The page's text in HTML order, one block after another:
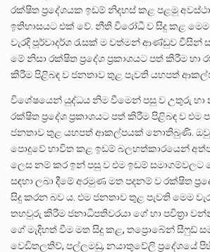
රක්ෂිත ප්‍රදේශයක ඉඩම් නිදහස් කළ පළමු
ඉතිහාසයට එක් වේ. නීති විරෝධී ව සිදු කළ
වැරදි පූර්වාදර්ශ රැසක් ම වත්මන් ආණ්ඩුව විසින්
මේ නිසා රක්ෂිත ප්‍රදේශ ප්‍රකාශයට පත් කිරීම හා
කිරීම පිළිබඳ ව ජනතාව තුළ පැවති යහපත් ආකල්ප
විශේෂයෙන් යුද්ධය නිම වීමෙන් පසු ව උතුරු හා
රක්ෂිත ප්‍රදේශ ප්‍රකාශයට පත් කිරීම පිළිබඳ ව
ජනතාව තුළ යහපත් ආකල්පයක් නොතිබුණි.
පොදුවේ භාවිත කළ ඉඩම් බලහත්කාරයෙන්
ලෙස නම් කර ඉන් පසු ව එම ඉඩම්
සඳහා ලබා දීමේ අරමුණ මත පදනම් ව රක්ෂිත
සිදු කරන බව ය. එම ජනතාව තුළ පැවති මෙම
තහවුරු කිරීම ජනාධිපතිවරයා ගේ හා පවිත්‍රා
ගේ මැදිහත් වීම මත සිදු කළ, තප්‍රොබේන් සීෆුඩ්
වෙඩිතලතිව්, පල්ලමඩු, නයාතුවේලි ප්‍රදේශයේ